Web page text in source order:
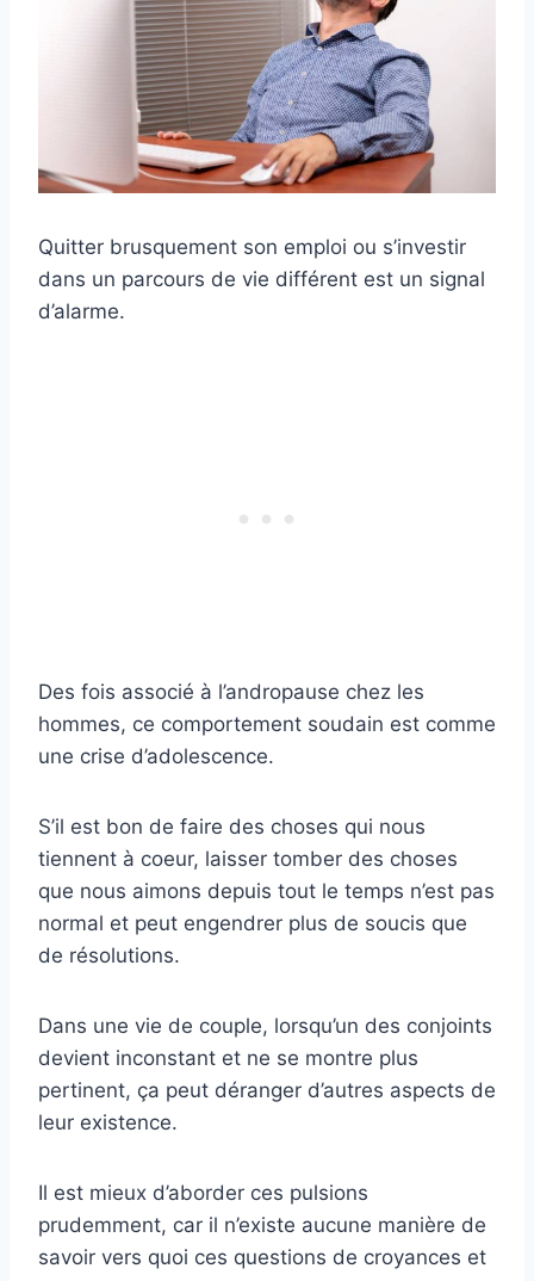
Quitter brusquement son emploi ou s’investir
dans un parcours de vie différent est un signal
d’alarme.
Des fois associé à l’andropause chez les
hommes, ce comportement soudain est comme
une crise d’adolescence.
S’il est bon de faire des choses qui nous
tiennent à coeur, laisser tomber des choses
que nous aimons depuis tout le temps n’est pas
normal et peut engendrer plus de soucis que
de résolutions.
Dans une vie de couple, lorsqu’un des conjoints
devient inconstant et ne se montre plus
pertinent, ça peut déranger d’autres aspects de
leur existence.
Il est mieux d’aborder ces pulsions
prudemment, car il n’existe aucune manière de
savoir vers quoi ces questions de croyances et